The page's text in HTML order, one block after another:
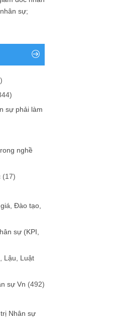
sự;
sự phải làm
nghề
(17)
Đào tạo,
sự (KPI,
Lậu, Luật
sự Vn (492)
Nhân sự